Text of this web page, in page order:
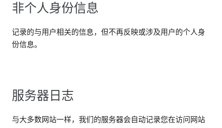
非个人身份信息
记录的与用户相关的信息，但不再反映或涉及用户的个人身
份信息。
服务器日志
与大多数网站一样，我们的服务器会自动记录您在访问网站